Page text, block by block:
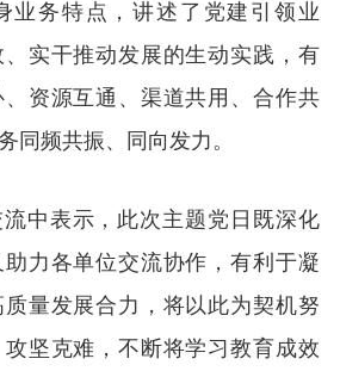
业务特点，讲述了党建引领业
实干推动发展的生动实践，有
资源互通、渠道共用、合作共
同频共振、同向发力。
中表示，此次主题党日既深化
力各单位交流协作，有利于凝
量发展合力，将以此为契机努
坚克难，不断将学习教育成效